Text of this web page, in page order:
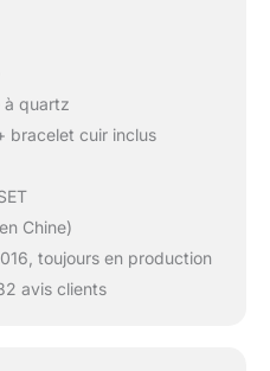
à quartz
bracelet cuir inclus
Chine)
toujours en production
avis clients